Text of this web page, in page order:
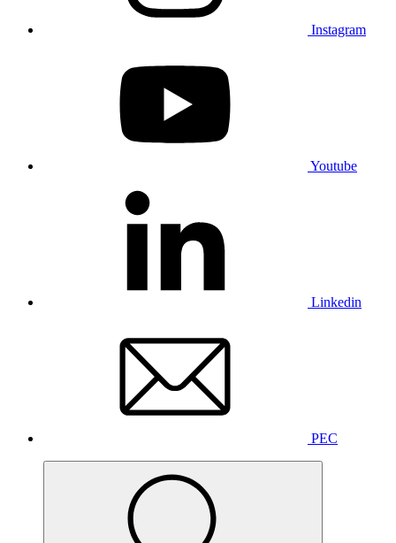
Instagram
Youtube
Linkedin
PEC